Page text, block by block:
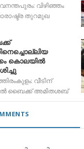
വിഴിഞ്ഞം
തുറമുഖ
കൊലയിൽ
വീടിന്
ബൈക്ക് അമിതശബ്